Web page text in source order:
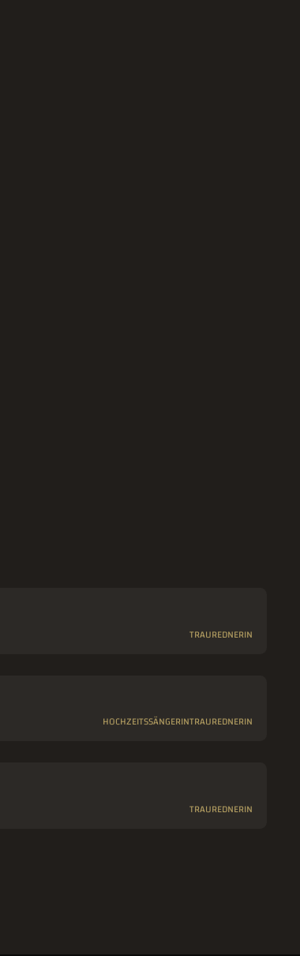
TRAUREDNERIN
HOCHZEITSSÄNGERINTRAUREDNERIN
TRAUREDNERIN